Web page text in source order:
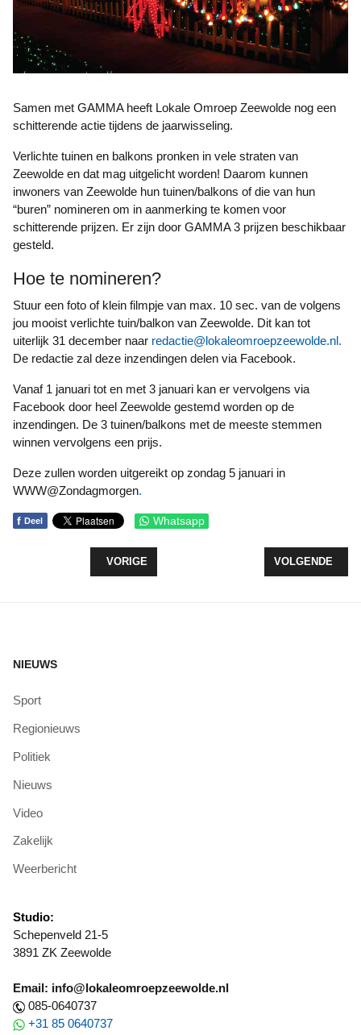
Samen met GAMMA heeft Lokale Omroep Zeewolde nog een
schitterende actie tijdens de jaarwisseling.
Verlichte tuinen en balkons pronken in vele straten van
Zeewolde en dat mag uitgelicht worden! Daarom kunnen
inwoners van Zeewolde hun tuinen/balkons of die van hun
“buren” nomineren om in aanmerking te komen voor
schitterende prijzen. Er zijn door GAMMA 3 prijzen beschikbaar
gesteld.
Hoe te nomineren?
Stuur een foto of klein filmpje van max. 10 sec. van de volgens
jou mooist verlichte tuin/balkon van Zeewolde. Dit kan tot
uiterlijk 31 december naar redactie@lokaleomroepzeewolde.nl.
De redactie zal deze inzendingen delen via Facebook.
Vanaf 1 januari tot en met 3 januari kan er vervolgens via
Facebook door heel Zeewolde gestemd worden op de
inzendingen. De 3 tuinen/balkons met de meeste stemmen
winnen vervolgens een prijs.
Deze zullen worden uitgereikt op zondag 5 januari in
WWW@Zondagmorgen.
f Deel Whatsapp
VORIG ARTIKEL: KERSTBOODSCHAP
VORIGE VOLGENDE
VOLGENDE
NIEUWS
Sport
Regionieuws
Politiek
Nieuws
Video
Zakelijk
Weerbericht
Studio:
Schepenveld 21-5
3891 ZK Zeewolde
Email: info@lokaleomroepzeewolde.nl
085-0640737
+31 85 0640737